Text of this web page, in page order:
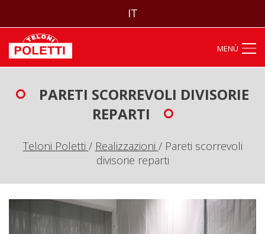
IT
MENÙ
PARETI SCORREVOLI DIVISORIE
REPARTI
Teloni Poletti / Realizzazioni / Pareti scorrevoli
divisorie reparti